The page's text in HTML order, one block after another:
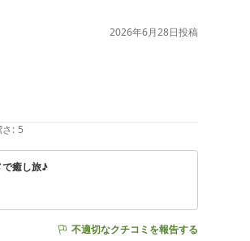
2026年6月28日投稿
: 5
で癒し旅♪
不適切なクチコミを報告する